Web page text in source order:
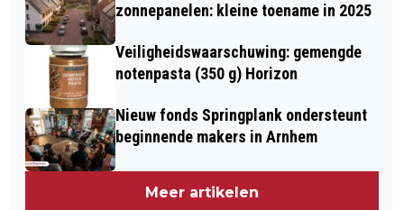
zonnepanelen: kleine toename in 2025
Veiligheidswaarschuwing: gemengde
notenpasta (350 g) Horizon
Nieuw fonds Springplank ondersteunt
beginnende makers in Arnhem
Meer artikelen